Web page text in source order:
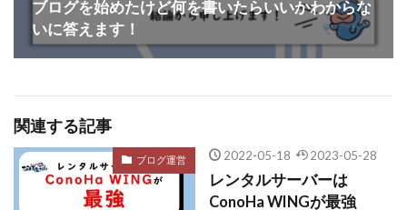
ブログを始めたけど何を書いたらいいかわからな
いに答えます！
関連する記事
ブログ運営 2022-05-18 2023-05-28
レンタルサーバーは
ConoHa WINGが最強